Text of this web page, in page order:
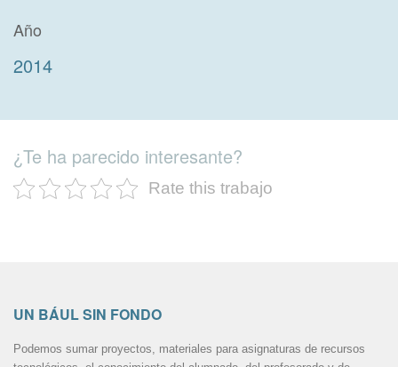
Año
2014
¿Te ha parecido interesante?
Rate this trabajo
UN BÁUL SIN FONDO
Podemos sumar proyectos, materiales para asignaturas de recursos